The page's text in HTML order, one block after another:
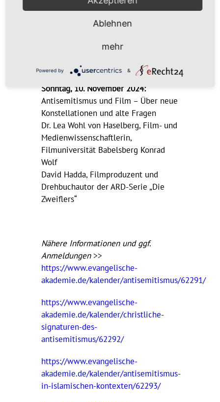
Ossietzky Universität Oldenburg
apl. Prof. Dr. Monika Albrecht,
Sonntag, 10. November 2024:
Antisemitismus und Film – Über neue
Konstellationen und alte Fragen
Dr. Lea Wohl von Haselberg, Film- und
Medienwissenschaftlerin,
Filmuniversität Babelsberg Konrad
Wolf
David Hadda, Filmproduzent und
Drehbuchautor der ARD-Serie „Die
Zweiflers“
Nähere Informationen und ggf.
Anmeldungen>>
https://www.evangelische-
akademie.de/kalender/antisemitismus/62291/
https://www.evangelische-
akademie.de/kalender/christliche-
signaturen-des-
antisemitismus/62292/
https://www.evangelische-
akademie.de/kalender/antisemitismus-
in-islamischen-kontexten/62293/
Ablehnen
mehr
Powered by &